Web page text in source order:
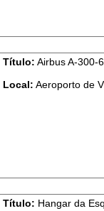
Título: Airbus A-300-
Local: Aeroporto de
Título: Hangar da